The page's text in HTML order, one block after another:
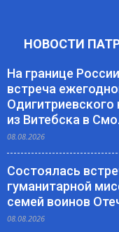
НОВОСТИ
На границе
встреча
из Витебска в
08.08.2026
Состоялась
гуманитарной
семей воинов
08.08.2026